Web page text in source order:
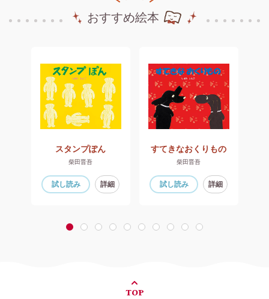
おすすめ絵本
スタンプぽん
柴田晋吾
試し読み 詳細
すてきなおくりもの
柴田晋吾
試し読み 詳細
1 2 3 4 5 6 7 8 9 10
TOP